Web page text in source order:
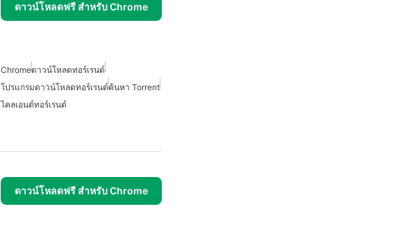
ดาวน์โหลดฟรี สำหรับ Chrome
Chromeดาวน์โหลดทอร์เรนต์
โปรแกรมดาวน์โหลดทอร์เรนต์ค้นหา Torrent
ไคลเอนต์ทอร์เรนต์
ดาวน์โหลดฟรี สำหรับ Chrome